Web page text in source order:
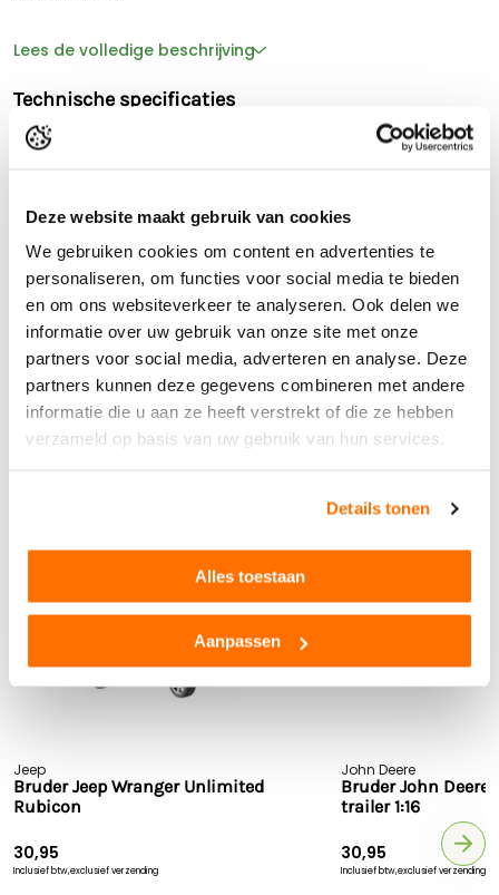
Deze website maakt gebruik van cookies
We gebruiken cookies om content en advertenties te
personaliseren, om functies voor social media te bieden
en om ons websiteverkeer te analyseren. Ook delen we
informatie over uw gebruik van onze site met onze
partners voor social media, adverteren en analyse. Deze
partners kunnen deze gegevens combineren met andere
informatie die u aan ze heeft verstrekt of die ze hebben
verzameld op basis van uw gebruik van hun services.
Details tonen
Alles toestaan
Aanpassen
Lees de volledige beschrijving
Technische specificaties
Garantie
Leeftijd
3+
Materiaal
Hoogwaardig kunststo
f
Kleur
Bauw
Buitenspeelgoed
Ja
Limited edition
Nee
Bekijk alle technische specificaties
Product reviews
Jeep
Bruder Jeep Wranger Unlimited
Rubicon
30,95
Inclusief btw,exclusief verzending
John Deere
Bruder John Deere
trailer 1:16
30,95
Inclusief btw,exclusief verzending